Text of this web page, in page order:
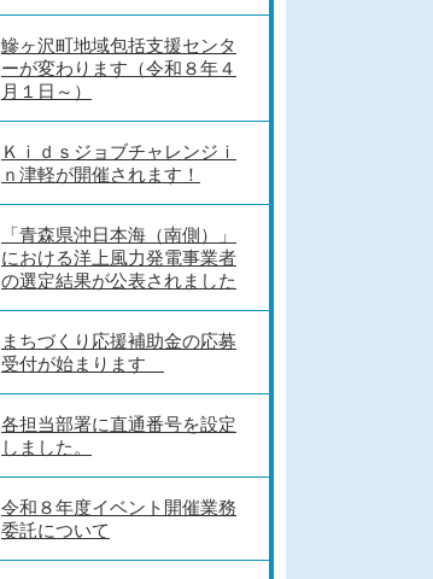
鰺ヶ沢町地域包括支援センタ
ーが変わります（令和８年４
月１日～）
Ｋｉｄｓジョブチャレンジｉ
ｎ津軽が開催されます！
「青森県沖日本海（南側）」
における洋上風力発電事業者
の選定結果が公表されました
まちづくり応援補助金の応募
受付が始まります
各担当部署に直通番号を設定
しました。
令和８年度イベント開催業務
委託について